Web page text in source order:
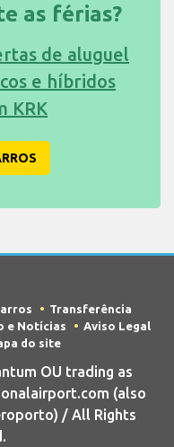
as férias?
de aluguel
e híbridos
KRK
Transferência
e Notícias
Aviso Legal
do site
OU trading as
(also
/ All Rights